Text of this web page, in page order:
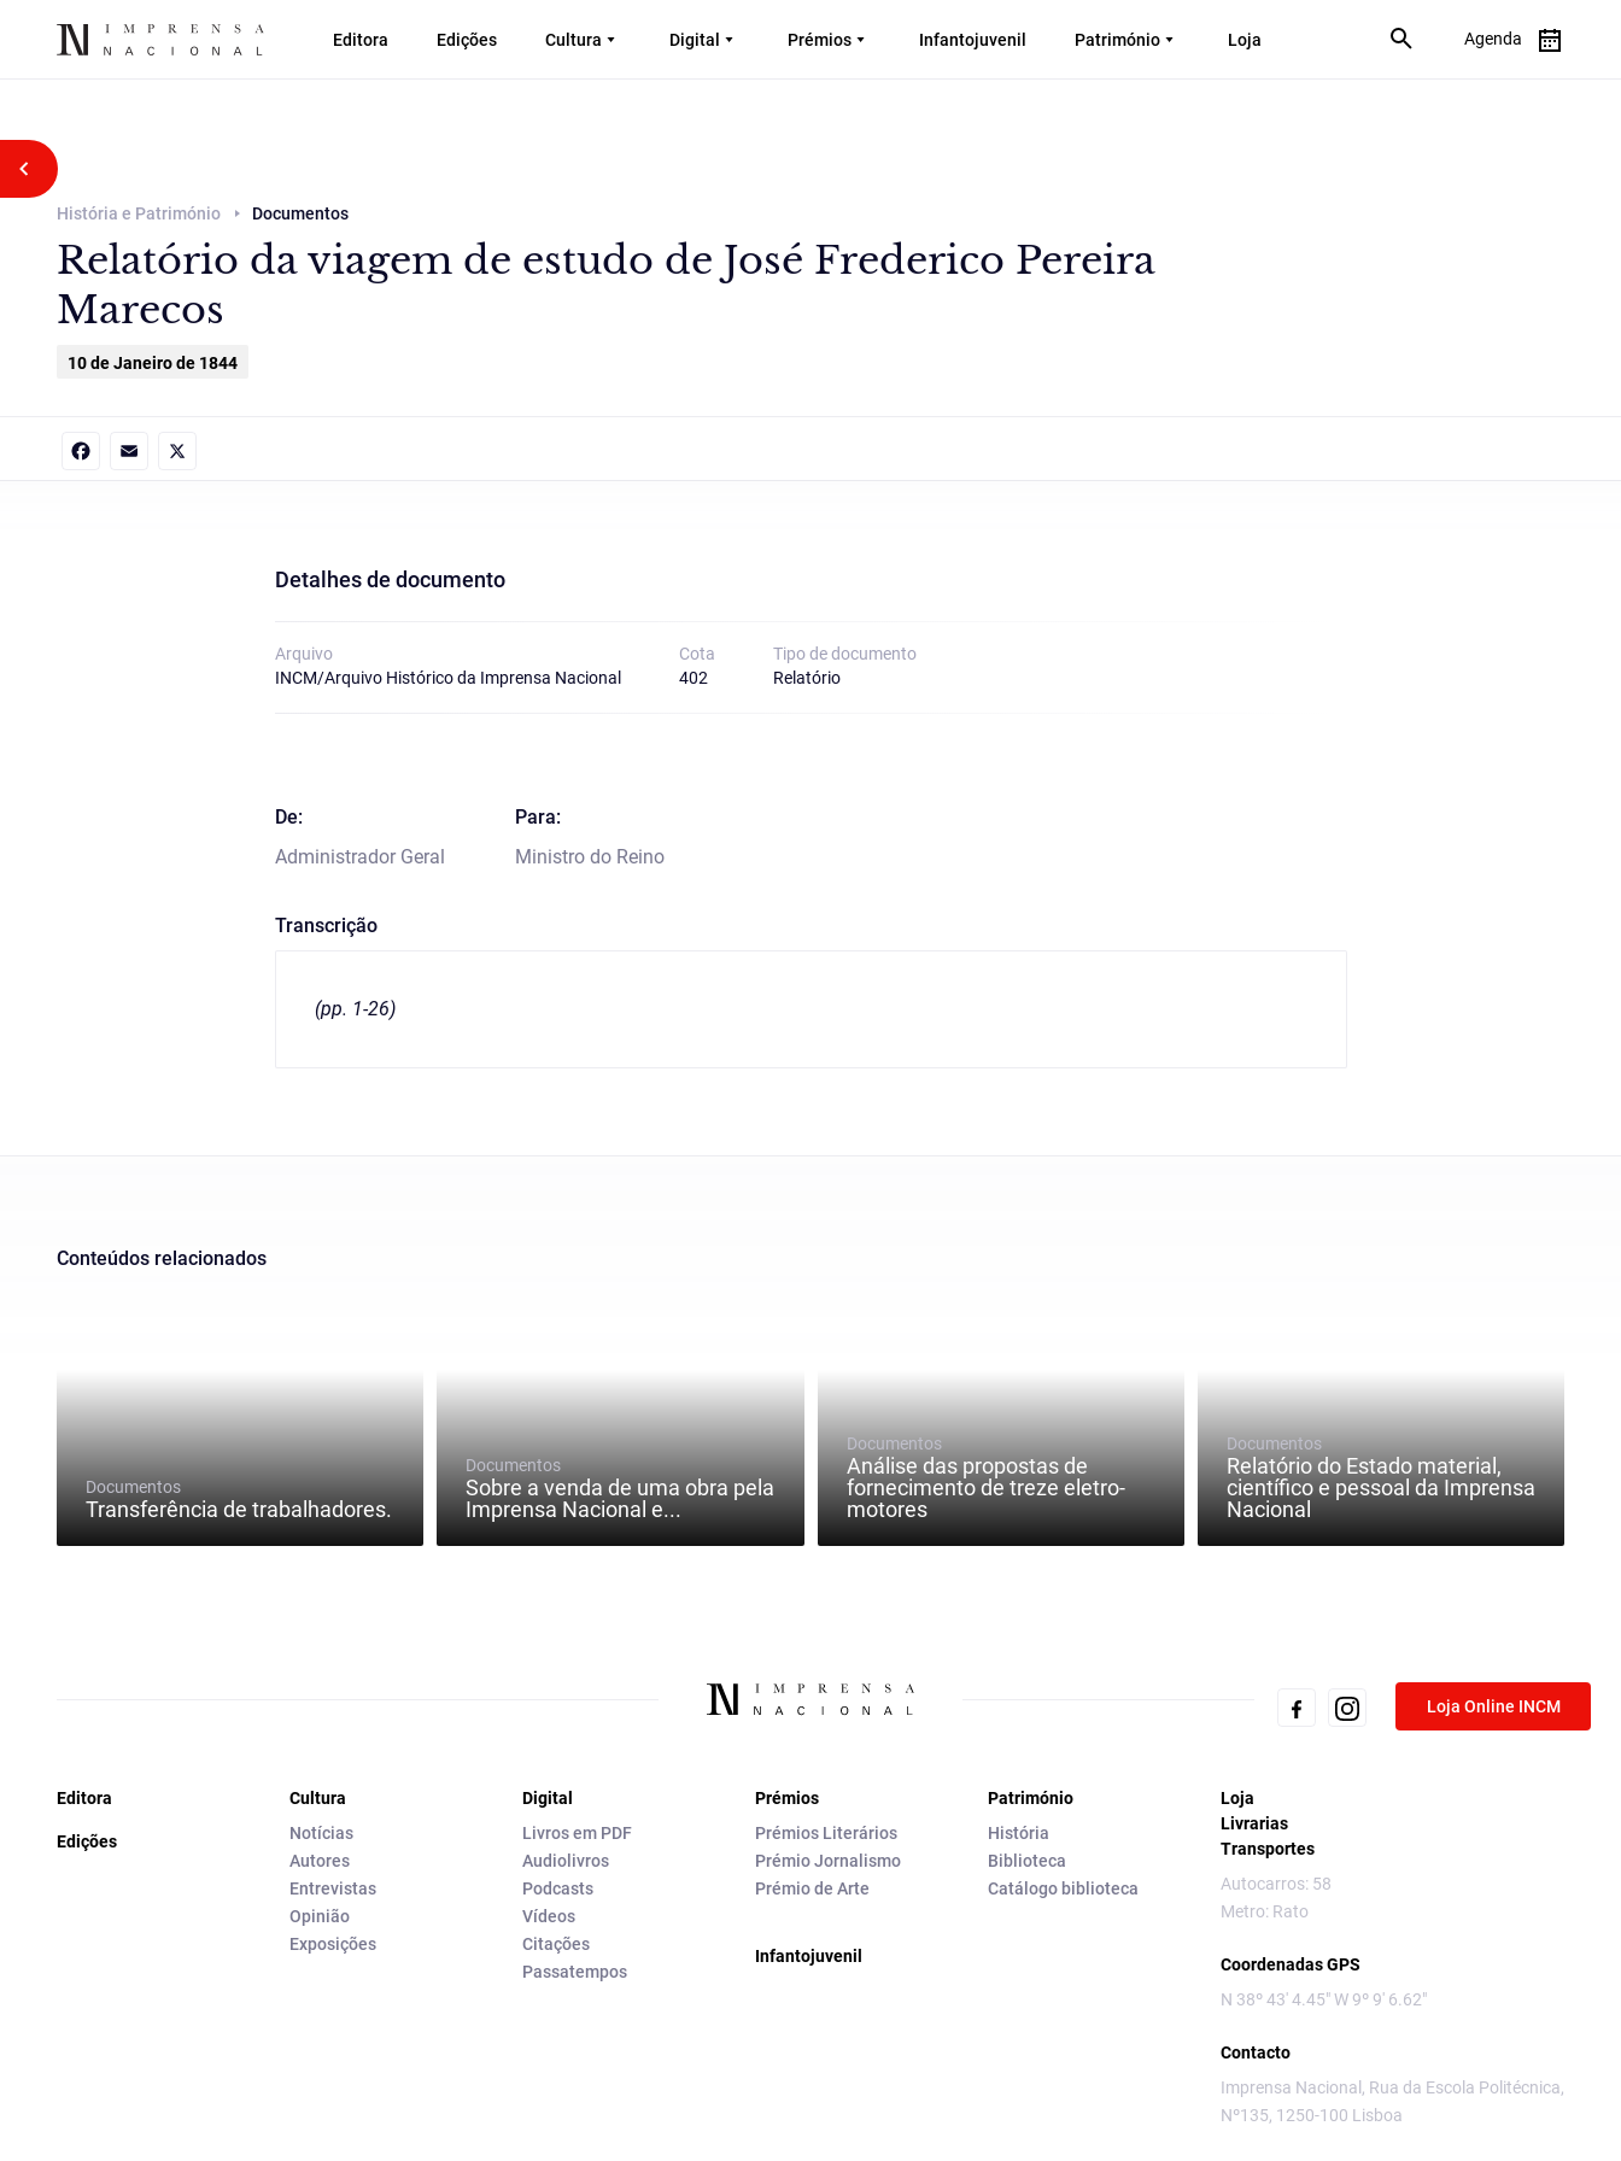
Editora Edições Cultura Digital Prémios Infantojuvenil Património Loja Agenda
Voltar atrás
História e Património Documentos
Relatório da viagem de estudo de José Frederico Pereira
Marecos
10 de Janeiro de 1844
Detalhes de documento
Arquivo
INCM/Arquivo Histórico da Imprensa Nacional
Cota
402
Tipo de documento
Relatório
De:
Administrador Geral
Para:
Ministro do Reino
Transcrição
(pp. 1-26)
Conteúdos relacionados
Documentos
Transferência de trabalhadores.
Documentos
Sobre a venda de uma obra pela
Imprensa Nacional e...
Documentos
Análise das propostas de
fornecimento de treze eletro-
motores
Documentos
Relatório do Estado material,
científico e pessoal da Imprensa
Nacional
Loja Online INCM
Editora
Edições
Cultura
Notícias
Autores
Entrevistas
Opinião
Exposições
Digital
Livros em PDF
Audiolivros
Podcasts
Vídeos
Citações
Passatempos
Prémios
Prémios Literários
Prémio Jornalismo
Prémio de Arte
Infantojuvenil
Património
História
Biblioteca
Catálogo biblioteca
Loja
Livrarias
Transportes
Autocarros: 58
Metro: Rato
Coordenadas GPS
N 38º 43' 4.45" W 9º 9' 6.62"
Contacto
Imprensa Nacional, Rua da Escola Politécnica,
Nº135, 1250-100 Lisboa